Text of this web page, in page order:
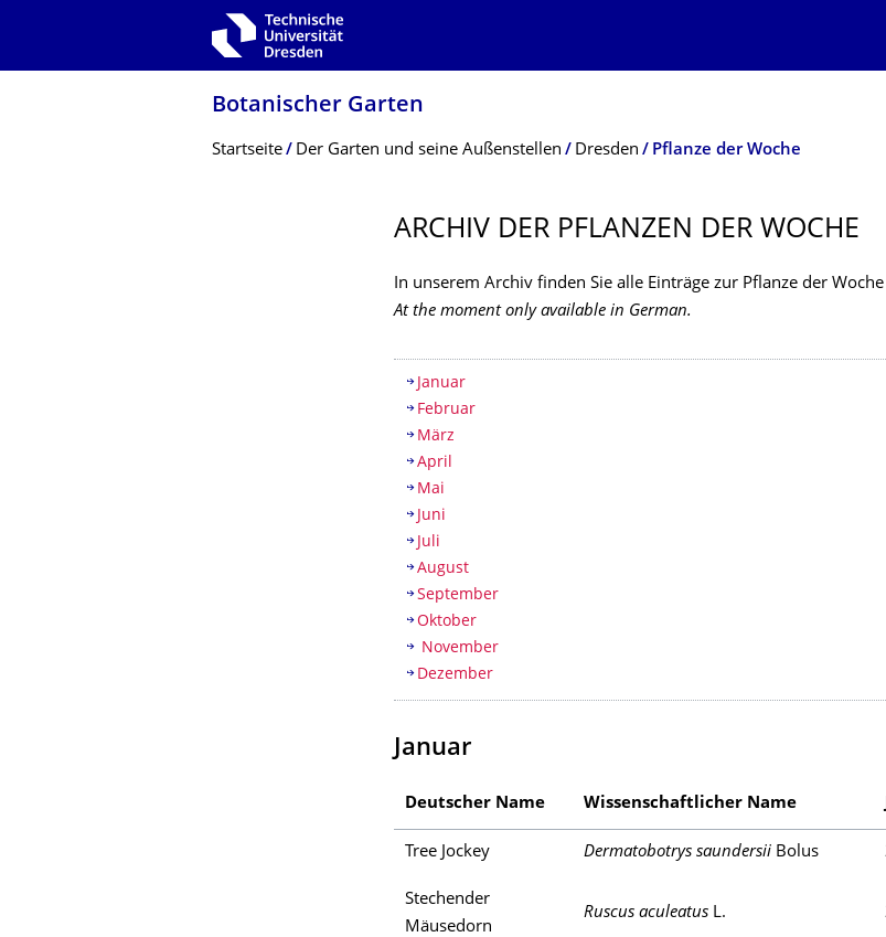
Zur Hauptnavigation springen
Botanischer Garten
Breadcrumb-Menü
Startseite Der Garten und seine Außenstellen Dresden Pflanze der Woche
ARCHIV DER PFLANZEN DER WOCHE
In unserem Archiv finden Sie alle Einträge zur Pflanze der
At the moment only available in German.
Inhaltsverzeichnis
Januar
Februar
März
April
Mai
Juni
Juli
August
September
Oktober
November
Dezember
Januar
Deutscher Name Wissenschaftlicher Name
Tree Jockey Dermatobotrys saundersii Bolus
Stechender
Mäusedorn
Ruscus aculeatus L.